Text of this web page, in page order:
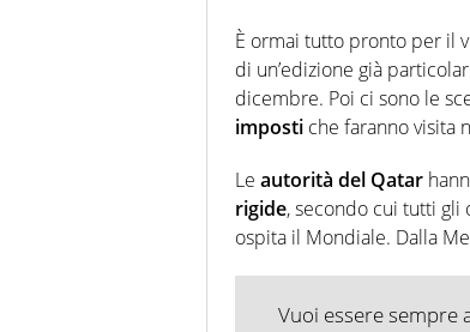
È ormai tutto pronto per il
di un’edizione già
dicembre. Poi ci sono le
imposti che faranno visita
Le autorità del Qatar
rigide, secondo cui tutti
ospita il Mondiale. Dalla
Vuoi essere sempre